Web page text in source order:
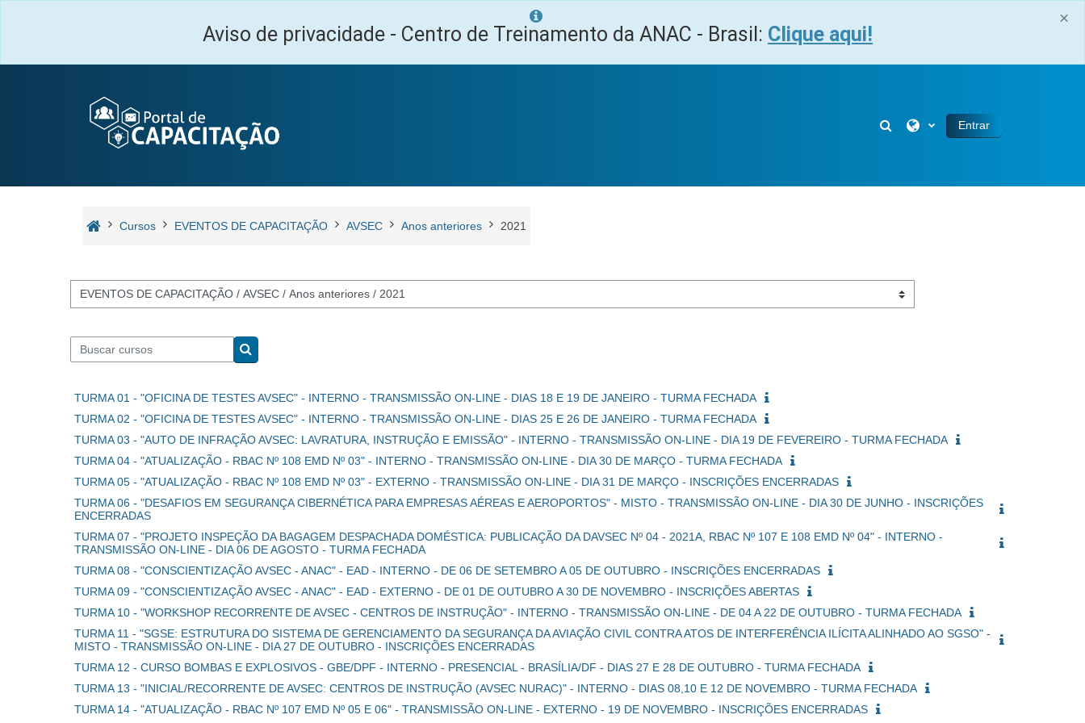
×
Aviso de privacidade - Centro de Treinamento da ANAC - Brasil: Clique aqui!
Alternar entrada de pesquisa
Entrar
Cursos EVENTOS DE CAPACITAÇÃO AVSEC Anos anteriores 2021
Categorias de Cursos
Buscar cursos
Buscar cursos
TURMA 01 - "OFICINA DE TESTES AVSEC" - INTERNO - TRANSMISSÃO ON-LINE - DIAS 18 E 19 DE JANEIRO - TURMA FECHADA
TURMA 02 - "OFICINA DE TESTES AVSEC" - INTERNO - TRANSMISSÃO ON-LINE - DIAS 25 E 26 DE JANEIRO - TURMA FECHADA
TURMA 03 - "AUTO DE INFRAÇÃO AVSEC: LAVRATURA, INSTRUÇÃO E EMISSÃO" - INTERNO - TRANSMISSÃO ON-LINE - DIA 19 DE FEVEREIRO - TURMA FECHADA
TURMA 04 - "ATUALIZAÇÃO - RBAC Nº 108 EMD Nº 03" - INTERNO - TRANSMISSÃO ON-LINE - DIA 30 DE MARÇO - TURMA FECHADA
TURMA 05 - "ATUALIZAÇÃO - RBAC Nº 108 EMD Nº 03" - EXTERNO - TRANSMISSÃO ON-LINE - DIA 31 DE MARÇO - INSCRIÇÕES ENCERRADAS
TURMA 06 - "DESAFIOS EM SEGURANÇA CIBERNÉTICA PARA EMPRESAS AÉREAS E AEROPORTOS" - MISTO - TRANSMISSÃO ON-LINE - DIA 30 DE JUNHO - INSCRIÇÕES
ENCERRADAS
TURMA 07 - "PROJETO INSPEÇÃO DA BAGAGEM DESPACHADA DOMÉSTICA: PUBLICAÇÃO DA DAVSEC Nº 04 - 2021A, RBAC Nº 107 E 108 EMD Nº 04" - INTERNO -
TRANSMISSÃO ON-LINE - DIA 06 DE AGOSTO - TURMA FECHADA
TURMA 08 - "CONSCIENTIZAÇÃO AVSEC - ANAC" - EAD - INTERNO - DE 06 DE SETEMBRO A 05 DE OUTUBRO - INSCRIÇÕES ENCERRADAS
TURMA 09 - "CONSCIENTIZAÇÃO AVSEC - ANAC" - EAD - EXTERNO - DE 01 DE OUTUBRO A 30 DE NOVEMBRO - INSCRIÇÕES ABERTAS
TURMA 10 - "WORKSHOP RECORRENTE DE AVSEC - CENTROS DE INSTRUÇÃO" - INTERNO - TRANSMISSÃO ON-LINE - DE 04 A 22 DE OUTUBRO - TURMA FECHADA
TURMA 11 - "SGSE: ESTRUTURA DO SISTEMA DE GERENCIAMENTO DA SEGURANÇA DA AVIAÇÃO CIVIL CONTRA ATOS DE INTERFERÊNCIA ILÍCITA ALINHADO AO SGSO" -
MISTO - TRANSMISSÃO ON-LINE - DIA 27 DE OUTUBRO - INSCRIÇÕES ENCERRADAS
TURMA 12 - CURSO BOMBAS E EXPLOSIVOS - GBE/DPF - INTERNO - PRESENCIAL - BRASÍLIA/DF - DIAS 27 E 28 DE OUTUBRO - TURMA FECHADA
TURMA 13 - "INICIAL/RECORRENTE DE AVSEC: CENTROS DE INSTRUÇÃO (AVSEC NURAC)" - INTERNO - DIAS 08,10 E 12 DE NOVEMBRO - TURMA FECHADA
TURMA 14 - "ATUALIZAÇÃO - RBAC Nº 107 EMD Nº 05 E 06" - TRANSMISSÃO ON-LINE - EXTERNO - 19 DE NOVEMBRO - INSCRIÇÕES ENCERRADAS